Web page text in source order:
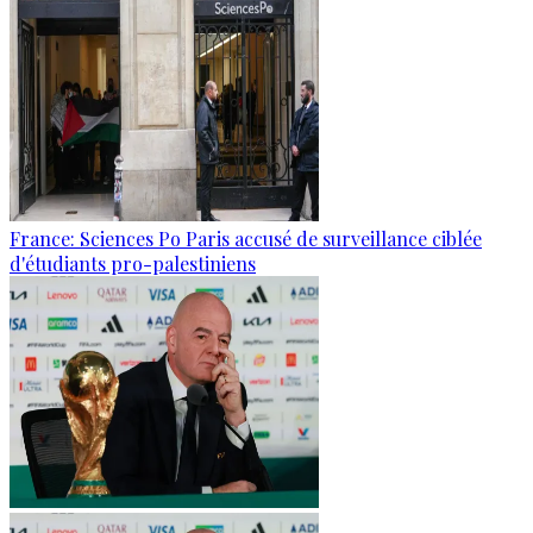
France: Sciences Po Paris accusé de surveillance ciblée
d'étudiants pro-palestiniens